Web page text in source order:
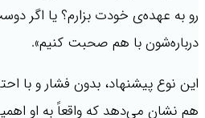
رو به عهده‌ی خودت بزارم؟ یا اگر
درباره‌شون با هم صحبت کنیم».
این نوع پیشنهاد، بدون فشار و با
هم نشان می‌دهد که واقعاً به او